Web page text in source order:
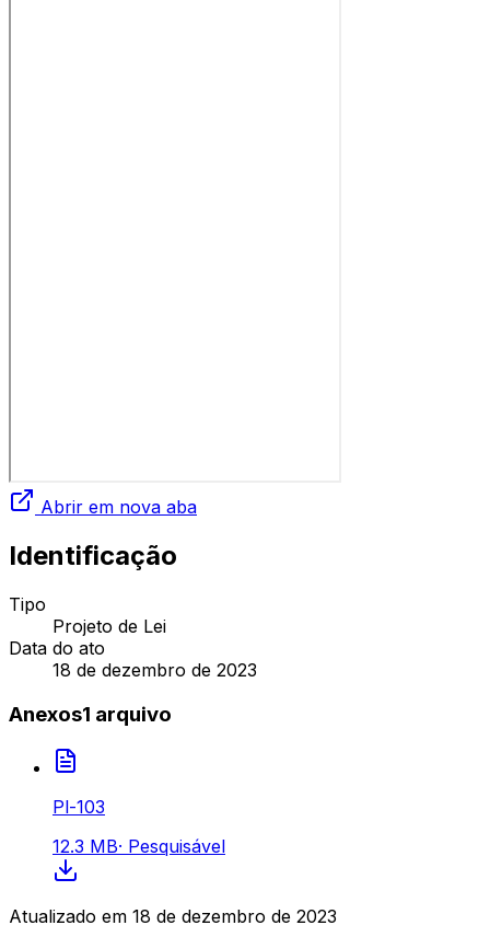
Abrir em nova aba
Identificação
Tipo
Projeto de Lei
Data do ato
18 de dezembro de 2023
Anexos1 arquivo
Pl-103
12.3 MB· Pesquisável
Atualizado em 18 de dezembro de 2023